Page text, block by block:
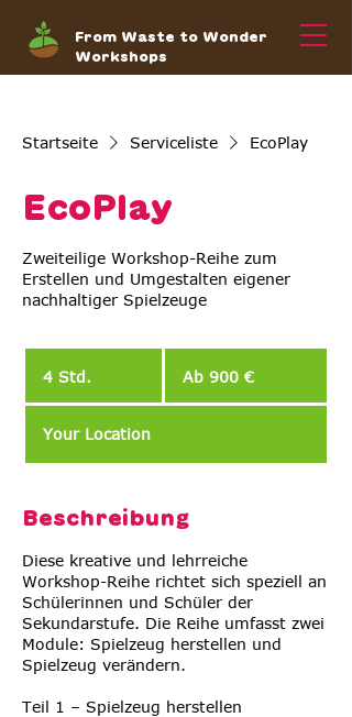
From Waste to Wonder
Workshops
Startseite Serviceliste EcoPlay
EcoPlay
Zweiteilige Workshop-Reihe zum
Erstellen und Umgestalten eigener
nachhaltiger Spielzeuge
4 Std.
S
d
.
EuroAb 900 €
Your Location
Beschreibung
Diese kreative und lehrreiche
Workshop-Reihe richtet sich speziell an
Schülerinnen und Schüler der
Sekundarstufe. Die Reihe umfasst zwei
Module: Spielzeug herstellen und
Spielzeug verändern.
Teil 1 – Spielzeug herstellen